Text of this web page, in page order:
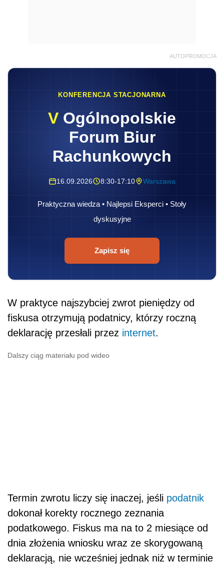
AUTOPROMOCJA
KONFERENCJA STACJONARNA
V Ogólnopolskie
Forum Biur
Rachunkowych
16.09.2026 8:30-17:10 Warszawa
Praktyczna wiedza • Najlepsi Eksperci • Stoły
dyskusyjne
Zapisz się
W praktyce najszybciej zwrot pieniędzy od
fiskusa otrzymują podatnicy, którzy roczną
deklarację przesłali przez internet.
Dalszy ciąg materiału pod wideo
Termin zwrotu liczy się inaczej, jeśli podatnik
dokonał korekty rocznego zeznania
podatkowego. Fiskus ma na to 2 miesiące od
dnia złożenia wniosku wraz ze skorygowaną
deklaracją, nie wcześniej jednak niż w terminie